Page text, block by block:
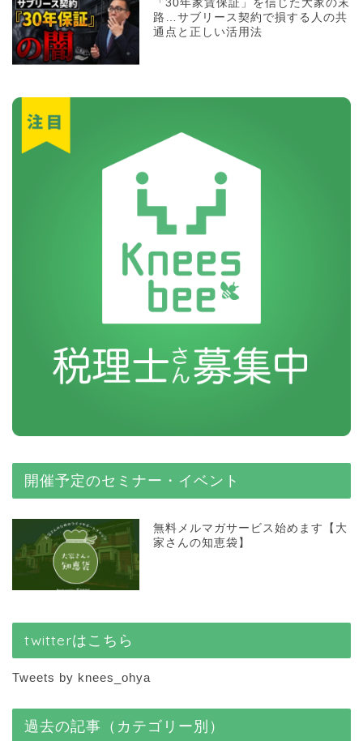
「30年家賃保証」を信じた大家の末
路…サブリース契約で損する人の共
通点と正しい活用法
開催予定のセミナー・イベント
無料メルマガサービス始めます【大
家さんの知恵袋】
twitterはこちら
Tweets by knees_ohya
過去の記事（カテゴリー別）